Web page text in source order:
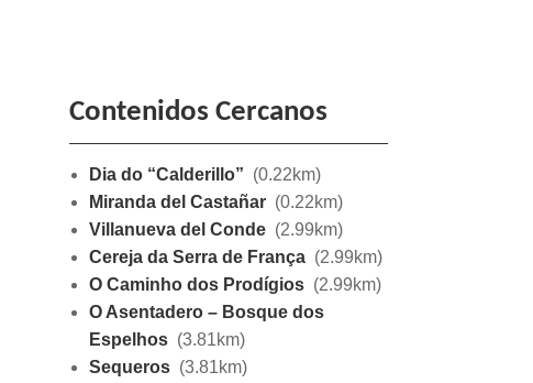
Contenidos Cercanos
Dia do “Calderillo” (0.22km)
Miranda del Castañar (0.22km)
Villanueva del Conde (2.99km)
Cereja da Serra de França (2.99km)
O Caminho dos Prodígios (2.99km)
O Asentadero – Bosque dos
Espelhos (3.81km)
Sequeros (3.81km)